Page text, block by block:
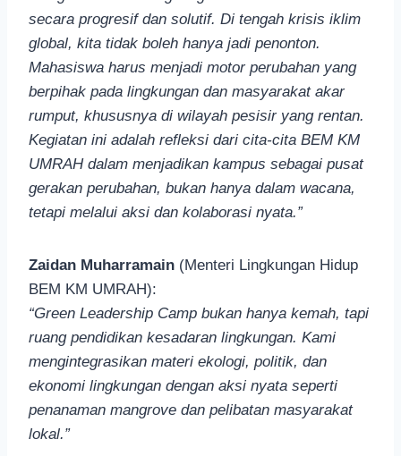
secara progresif dan solutif. Di tengah krisis iklim
global, kita tidak boleh hanya jadi penonton.
Mahasiswa harus menjadi motor perubahan yang
berpihak pada lingkungan dan masyarakat akar
rumput, khususnya di wilayah pesisir yang rentan.
Kegiatan ini adalah refleksi dari cita-cita BEM KM
UMRAH dalam menjadikan kampus sebagai pusat
gerakan perubahan, bukan hanya dalam wacana,
tetapi melalui aksi dan kolaborasi nyata.”
Zaidan Muharramain (Menteri Lingkungan Hidup
BEM KM UMRAH):
“Green Leadership Camp bukan hanya kemah, tapi
ruang pendidikan kesadaran lingkungan. Kami
mengintegrasikan materi ekologi, politik, dan
ekonomi lingkungan dengan aksi nyata seperti
penanaman mangrove dan pelibatan masyarakat
lokal.”